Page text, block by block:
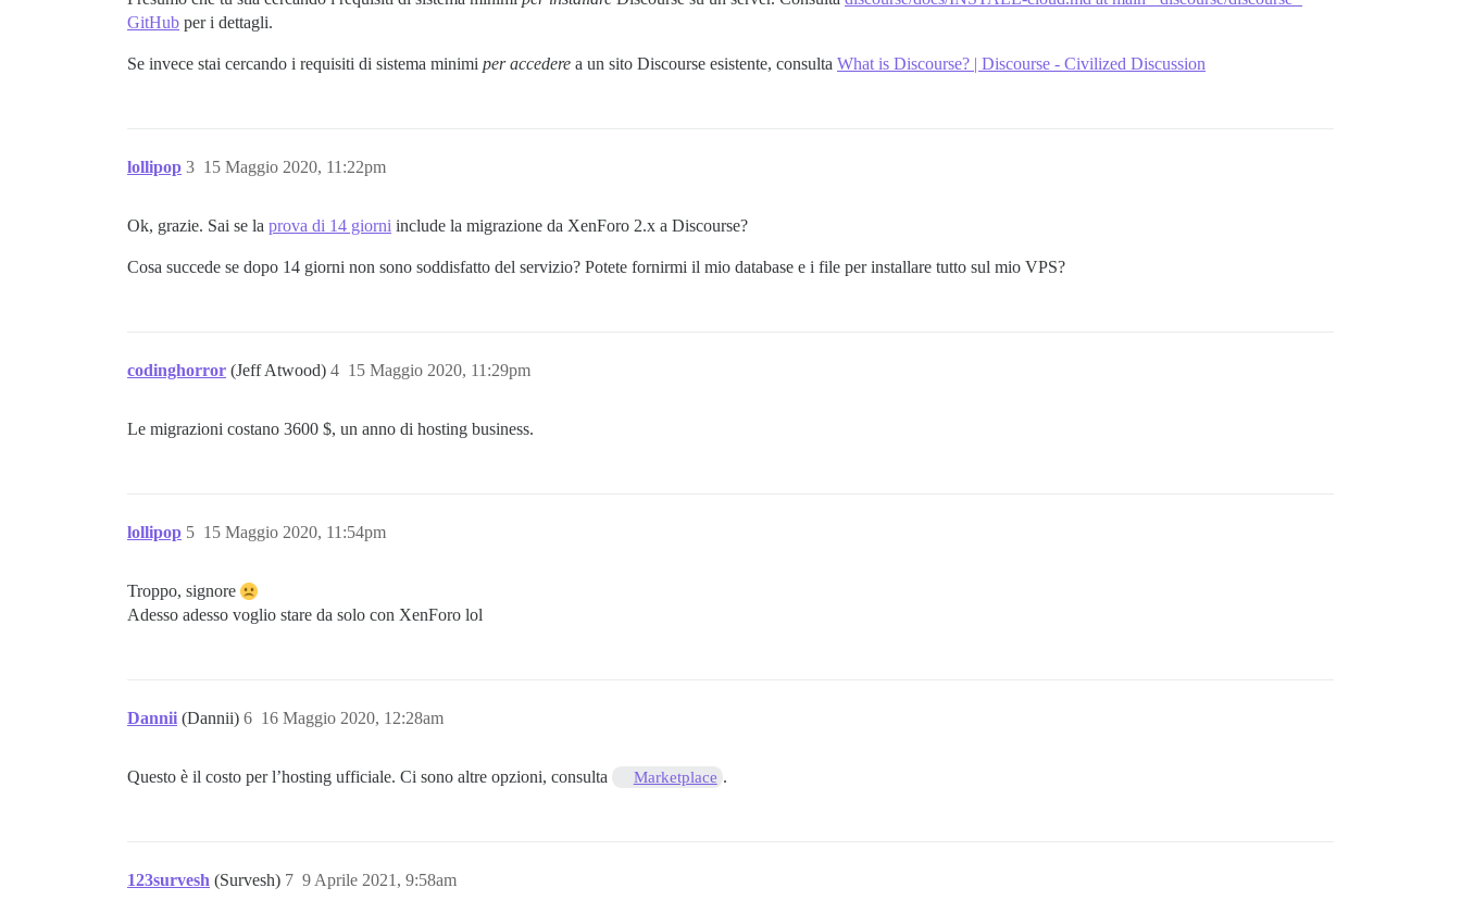
GitHub per i dettagli.
Se invece stai cercando i requisiti di sistema minimi per accedere a un sito Discourse esistente, consulta What is Discourse? | Discourse - Civilized Discussion
lollipop 15 Maggio 2020, 11:22pm
3
Ok, grazie. Sai se la prova di 14 giorni include la migrazione da XenForo 2.x a Discourse?
Cosa succede se dopo 14 giorni non sono soddisfatto del servizio? Potete fornirmi il mio database e i file per installare tutto sul mio VPS?
codinghorror (Jeff Atwood) 15 Maggio 2020, 11:29pm
4
Le migrazioni costano 3600 $, un anno di hosting business.
lollipop 15 Maggio 2020, 11:54pm
5
Troppo, signore
Adesso adesso voglio stare da solo con XenForo lol
Dannii (Dannii) 16 Maggio 2020, 12:28am
6
Questo è il costo per l’hosting ufficiale. Ci sono altre opzioni, consulta Marketplace .
123survesh (Survesh) 9 Aprile 2021, 9:58am
7